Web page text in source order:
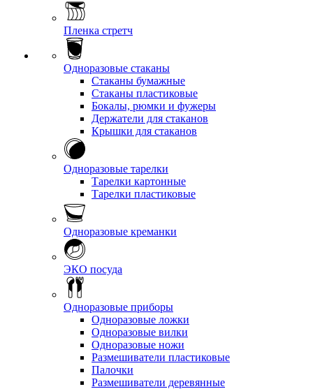
Пленка стретч
Одноразовые стаканы
Стаканы бумажные
Стаканы пластиковые
Бокалы, рюмки и фужеры
Держатели для стаканов
Крышки для стаканов
Одноразовые тарелки
Тарелки картонные
Тарелки пластиковые
Одноразовые креманки
ЭКО посуда
Одноразовые приборы
Одноразовые ложки
Одноразовые вилки
Одноразовые ножи
Размешиватели пластиковые
Палочки
Размешиватели деревянные